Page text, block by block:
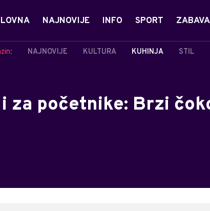
NAJNOVIJE INFO SPORT ZABAVA
NAJNOVIJE KULTURA KUHINJA STIL
za početnike: Brzi